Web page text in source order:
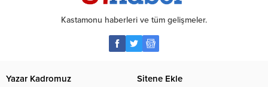
Kastamonu haberleri ve tüm gelişmeler.
Yazar Kadromuz Sitene Ekle